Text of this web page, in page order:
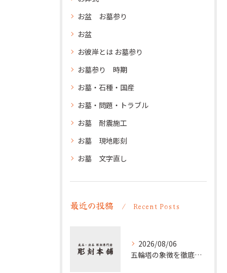
お盆 お墓参り
お盆
お彼岸とは お墓参り
お墓参り 時期
お墓・石種・国産
お墓・問題・トラブル
お墓 耐震施工
お墓 現地彫刻
お墓 文字直し
最近の投稿 Recent Posts
2026/08/06
五輪塔の象徴を徹底解説 仏教五大や梵字の意味と歴史的背景